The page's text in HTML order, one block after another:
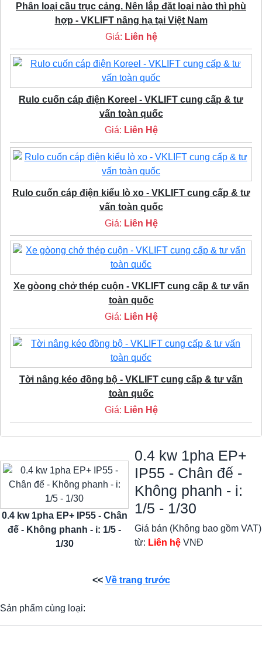
Phân loại cầu trục cảng. Nên lắp đặt loại nào thì phù
hợp - VKLIFT nâng hạ tại Việt Nam
Giá: Liên hệ
Rulo cuốn cáp điện Koreel - VKLIFT cung cấp & tư
vấn toàn quốc
Giá: Liên Hệ
Rulo cuốn cáp điện kiểu lò xo - VKLIFT cung cấp & tư
vấn toàn quốc
Giá: Liên Hệ
Xe gòong chở thép cuộn - VKLIFT cung cấp & tư vấn
toàn quốc
Giá: Liên Hệ
Tời nâng kéo đồng bộ - VKLIFT cung cấp & tư vấn
toàn quốc
Giá: Liên Hệ
0.4 kw 1pha EP+ IP55 - Chân
đế - Không phanh - i: 1/5 -
1/30
0.4 kw 1pha EP+
IP55 - Chân đế -
Không phanh - i:
1/5 - 1/30
Giá bán (Không bao gồm VAT)
từ: Liên hệ VNĐ
<< Về trang trước
Sản phẩm cùng loại: